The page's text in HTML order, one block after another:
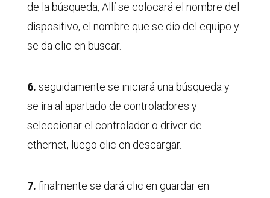
de la búsqueda, Allí se colocará el nombre del
dispositivo, el nombre que se dio del equipo y
se da clic en buscar.
6. seguidamente se iniciará una búsqueda y
se ira al apartado de controladores y
seleccionar el controlador o driver de
ethernet, luego clic en descargar.
7. finalmente se dará clic en guardar en